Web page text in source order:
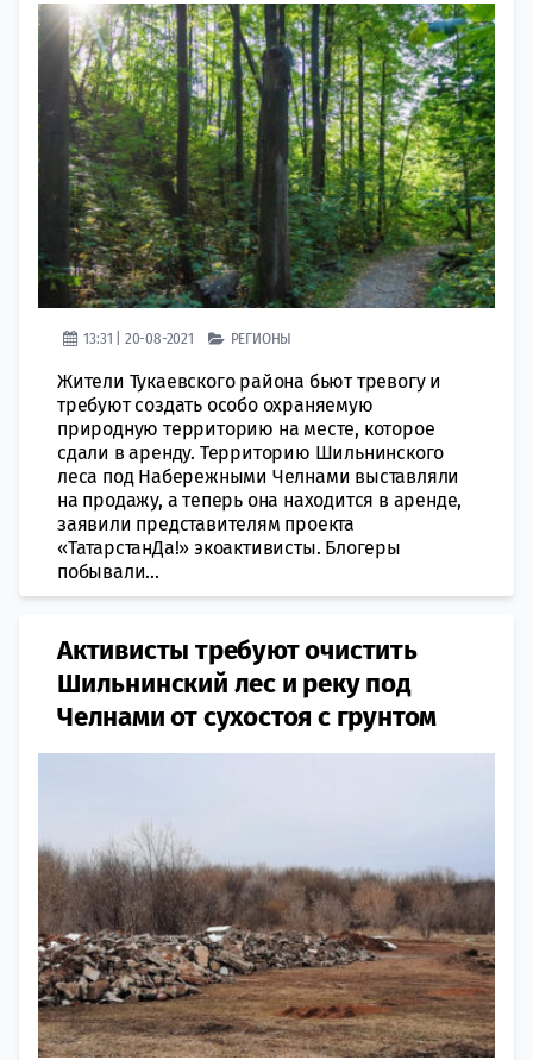
13:31 | 20-08-2021 РЕГИОНЫ
Жители Тукаевского района бьют тревогу и
требуют создать особо охраняемую
природную территорию на месте, которое
сдали в аренду. Территорию Шильнинского
леса под Набережными Челнами выставляли
на продажу, а теперь она находится в аренде,
заявили представителям проекта
«ТатарстанДа!» экоактивисты. Блогеры
побывали...
Активисты требуют очистить
Шильнинский лес и реку под
Челнами от сухостоя с грунтом